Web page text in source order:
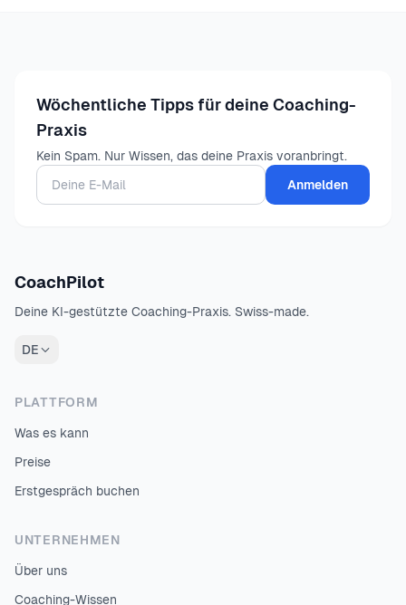
Wöchentliche Tipps für deine Coaching-
Praxis
Kein Spam. Nur Wissen, das deine Praxis voranbringt.
Anmelden
CoachPilot
Deine KI-gestützte Coaching-Praxis. Swiss-made.
DE
PLATTFORM
Was es kann
Preise
Erstgespräch buchen
UNTERNEHMEN
Über uns
Coaching-Wissen